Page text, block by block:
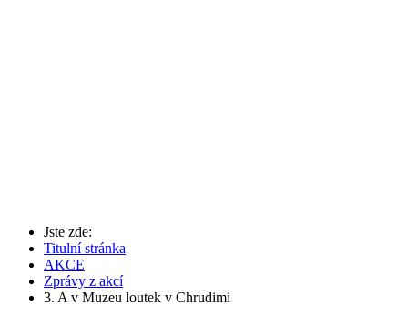
Jste zde:
Titulní stránka
AKCE
Zprávy z akcí
3. A v Muzeu loutek v Chrudimi